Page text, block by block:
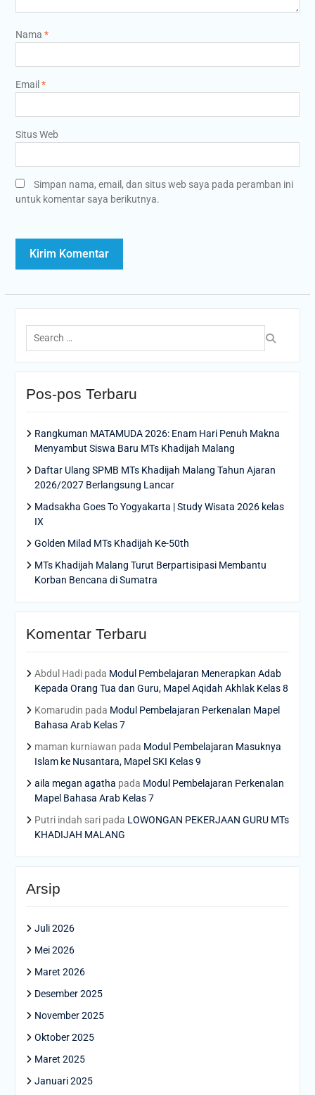
Nama *
Email *
Situs Web
Simpan nama, email, dan situs web saya pada peramban ini
untuk komentar saya berikutnya.
Search
for:
Pos-pos Terbaru
Rangkuman MATAMUDA 2026: Enam Hari Penuh Makna
Menyambut Siswa Baru MTs Khadijah Malang
Daftar Ulang SPMB MTs Khadijah Malang Tahun Ajaran
2026/2027 Berlangsung Lancar
Madsakha Goes To Yogyakarta | Study Wisata 2026 kelas
IX
Golden Milad MTs Khadijah Ke-50th
MTs Khadijah Malang Turut Berpartisipasi Membantu
Korban Bencana di Sumatra
Komentar Terbaru
Abdul Hadipada Modul Pembelajaran Menerapkan Adab
Kepada Orang Tua dan Guru, Mapel Aqidah Akhlak Kelas 8
Komarudin pada Modul Pembelajaran Perkenalan Mapel
Bahasa Arab Kelas 7
maman kurniawan pada Modul Pembelajaran Masuknya
Islam ke Nusantara, Mapel SKI Kelas 9
aila megan agatha pada Modul Pembelajaran Perkenalan
Mapel Bahasa Arab Kelas 7
Putri indah saripada LOWONGAN PEKERJAAN GURU MTs
KHADIJAH MALANG
Arsip
Juli 2026
Mei 2026
Maret 2026
Desember 2025
November 2025
Oktober 2025
Maret 2025
Januari 2025